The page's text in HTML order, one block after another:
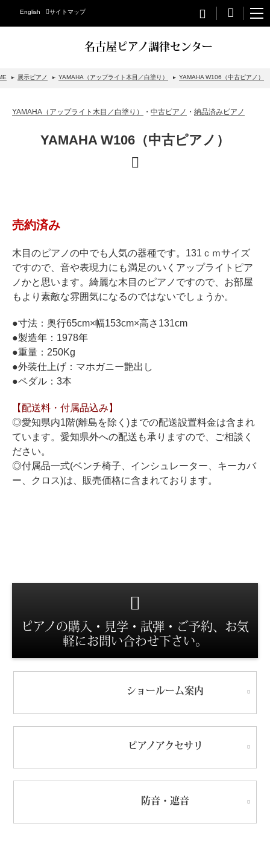
English サイトマップ
名古屋ピアノ調律センター
グランドピアノ
ベヒシュタイングランドピアノ
ベヒシュタインアップライトピアノ
ホフマングランドピアノ
ホフマンアップライトピアノ
中古ピアノ
調律
修理
タッチ・音色の調整
展示ピアノ YAMAHA（アップライト木目／白塗り） YAMAHA W106（中古ピアノ）
YAMAHA（アップライト木目／白塗り） ・ 中古ピアノ ・ 納品済みピアノ
YAMAHA W106（中古ピアノ）
売約済み
木目のピアノの中でも人気の器種です。131ｃｍサイズ
ですので、音や表現力にも満足のいくアップライトピア
ノかと思います。綺麗な木目のピアノですので、お部屋
もより素敵な雰囲気になるのではないでしょうか。
●寸法：奥行65cm×幅153cm×高さ131cm
●製造年：1978年
●重量：250Kg
●外装仕上げ：マホガニー艶出し
●ペダル：3本
【配送料・付属品込み】
◎愛知県内1階(離島を除く)までの配送設置料金は含まれ
ています。愛知県外への配送も承りますので、ご相談く
ださい。
◎付属品一式(ベンチ椅子、インシュレーター、キーカバ
ー、クロス)は、販売価格に含まれております。
ピアノの購入・見学・試弾・ご予約、お気
軽にお問い合わせ下さい。
ショールーム案内
ピアノアクセサリ
防音・遮音